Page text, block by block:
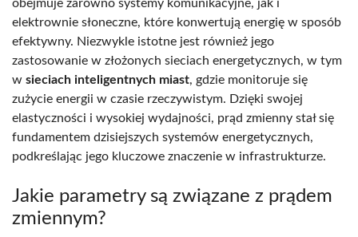
obejmuje zarówno systemy komunikacyjne, jak i
elektrownie słoneczne, które konwertują energię w sposób
efektywny. Niezwykle istotne jest również jego
zastosowanie w złożonych sieciach energetycznych, w tym
w sieciach inteligentnych miast, gdzie monitoruje się
zużycie energii w czasie rzeczywistym. Dzięki swojej
elastyczności i wysokiej wydajności, prąd zmienny stał się
fundamentem dzisiejszych systemów energetycznych,
podkreślając jego kluczowe znaczenie w infrastrukturze.
Jakie parametry są związane z prądem
zmiennym?